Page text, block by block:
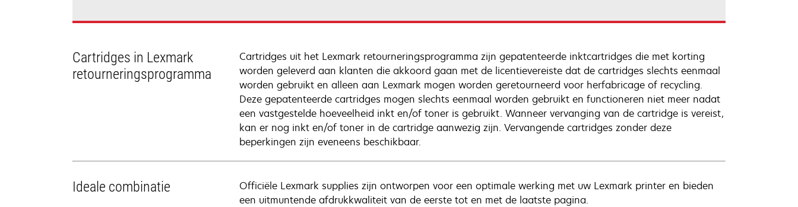
Cartridges in Lexmark
retourneringsprogramma
Cartridges uit het Lexmark retourneringsprogramma zijn gepatenteerde inktcartridges die met korting
worden geleverd aan klanten die akkoord gaan met de licentievereiste dat de cartridges slechts eenmaal
worden gebruikt en alleen aan Lexmark mogen worden geretourneerd voor herfabricage of recycling.
Deze gepatenteerde cartridges mogen slechts eenmaal worden gebruikt en functioneren niet meer nadat
een vastgestelde hoeveelheid inkt en/of toner is gebruikt. Wanneer vervanging van de cartridge is vereist,
kan er nog inkt en/of toner in de cartridge aanwezig zijn. Vervangende cartridges zonder deze
beperkingen zijn eveneens beschikbaar.
Ideale combinatie
Officiële Lexmark supplies zijn ontworpen voor een optimale werking met uw Lexmark printer en bieden
een uitmuntende afdrukkwaliteit van de eerste tot en met de laatste pagina.